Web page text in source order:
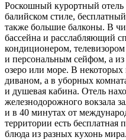
Роскошный курортный отель
балийском стиле,
также большие балконы. В
бассейна и расслабляющий
кондиционером,
и персональным сейфом, а из
озеро или море. В некоторых
диваном, а в уборных
и душевая кабина. Отель
железнодорожного вокзала
и в 40 минутах от
территории есть бесплатная
блюда из разных кухонь мира.